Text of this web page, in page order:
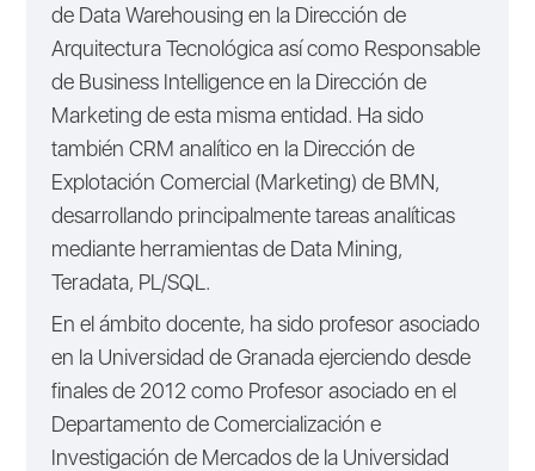
de Data Warehousing en la Dirección de
Arquitectura Tecnológica así como Responsable
de Business Intelligence en la Dirección de
Marketing de esta misma entidad. Ha sido
también CRM analítico en la Dirección de
Explotación Comercial (Marketing) de BMN,
desarrollando principalmente tareas analíticas
mediante herramientas de Data Mining,
Teradata, PL/SQL.
En el ámbito docente, ha sido profesor asociado
en la Universidad de Granada ejerciendo desde
finales de 2012 como Profesor asociado en el
Departamento de Comercialización e
Investigación de Mercados de la Universidad